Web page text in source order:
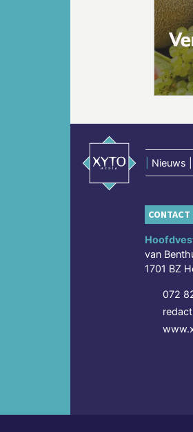
Nieuws
CONTACT
van
1701 BZ
072